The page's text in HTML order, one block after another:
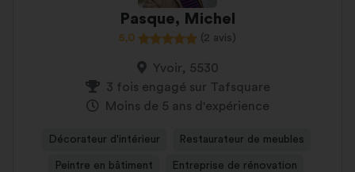
Pasque, Michel
5,0 (2 avis)
Yvoir, 5530
3 fois engagé sur Tafsquare
Moins de 5 ans d'expérience
Décorateur d'intérieur Restaurateur de meubles
Peintre en bâtiment Entreprise de rénovation